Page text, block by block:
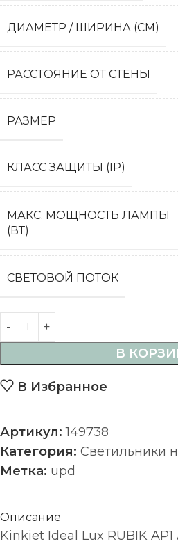
ДИАМЕТР / ШИРИНА (СМ)
РАССТОЯНИЕ ОТ СТЕНЫ
РАЗМЕР
КЛАСС ЗАЩИТЫ (IP)
МАКС. МОЩНОСТЬ ЛАМПЫ
(ВТ)
СВЕТОВОЙ ПОТОК
В
В Избранное
Артикул:149738
Категория: Светильники
Метка: upd
Описание
Kinkiet Ideal Lux RUBIK AP1